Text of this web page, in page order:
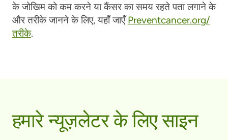
के जोखिम को कम करने या कैंसर का समय रहते पता लगाने के
और तरीके जानने के लिए, यहाँ जाएँPreventcancer.org/
तरीके.
हमारे न्यूज़लेटर के लिए साइन